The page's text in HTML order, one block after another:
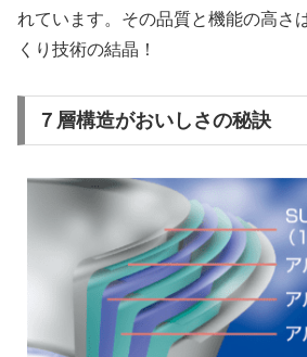
れています。その品質と機能の高さ
くり技術の結晶！
７層構造がおいしさの秘訣